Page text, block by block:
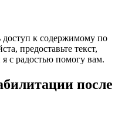
к содержимому по
предоставьте текст,
с радостью помогу вам.
после